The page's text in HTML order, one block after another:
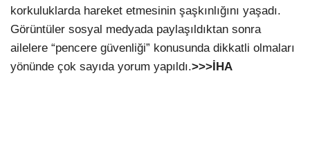
korkuluklarda hareket etmesinin şaşkınlığını yaşadı.
Görüntüler sosyal medyada paylaşıldıktan sonra
ailelere “pencere güvenliği” konusunda dikkatli olmaları
yönünde çok sayıda yorum yapıldı.>>>İHA